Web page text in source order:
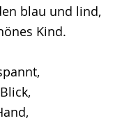
blau und lind,
Kind.